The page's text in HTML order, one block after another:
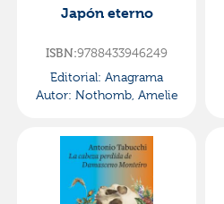
Japón eterno
ISBN:9788433946249
Editorial: Anagrama
Autor: Nothomb, Amelie